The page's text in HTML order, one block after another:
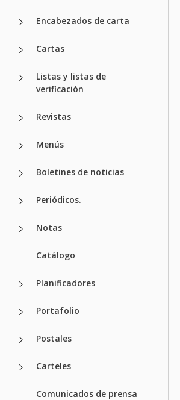
Encabezados de carta
Cartas
Listas y listas de
verificación
Revistas
Menús
Boletines de noticias
Periódicos.
Notas
Catálogo
Planificadores
Portafolio
Postales
Carteles
Comunicados de prensa